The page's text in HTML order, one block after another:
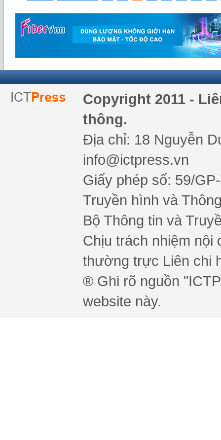
Copyright 2011 -
thông.
Địa chỉ: 18 Nguyễn
info@ictpress.vn
Giấy phép số: 59/
Truyền hình và
Bộ Thông tin và
Chịu trách nhiệm nội
thường trực Liên chi
® Ghi rõ nguồn
website này.